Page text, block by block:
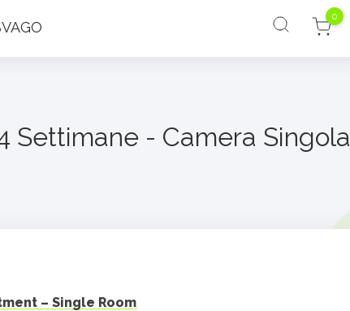
0
Settimane - Camera Singola
– Single Room